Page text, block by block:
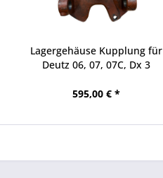
Lagergehäuse Kupplung für
Deutz 06, 07, 07C, Dx 3
595,00 € *